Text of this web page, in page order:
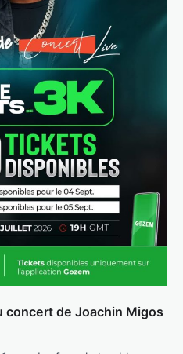
concert de Joachin Migos